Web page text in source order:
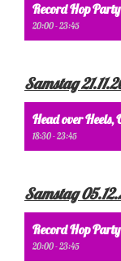
Record Hop
20:00 - 23:45
Samstag
Head over Heels,
18:30 - 23:45
Samstag
Record Hop
20:00 - 23:45